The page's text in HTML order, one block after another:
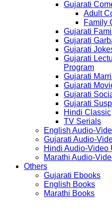
Gujarati
Adult
Family
Gujarati
Gujarati
Gujarati
Gujarati
Program
Gujarati
Gujarati
Gujarati
Gujarati
Hindi Classic
TV Serials
English Audio-
Gujarati Audio-
Hindi Audio-Video
Marathi Audio-
Others
Gujarati Ebooks
English Books
Marathi Books